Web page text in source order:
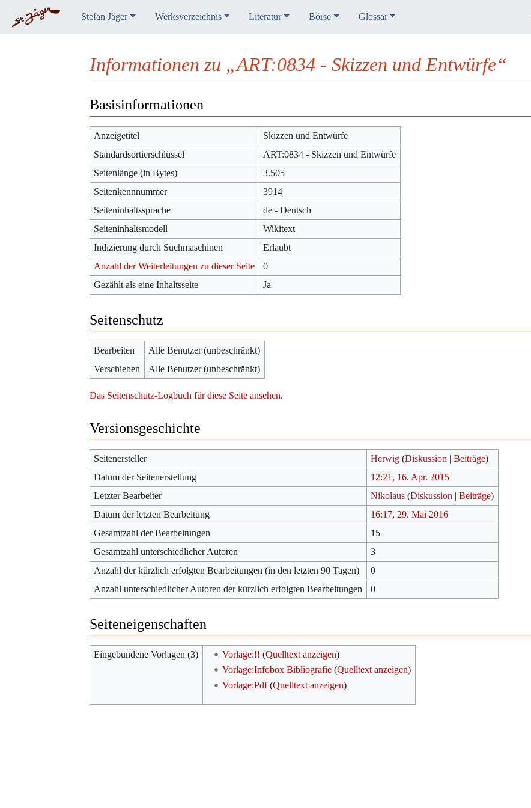
Stefan Jäger Werksverzeichnis Literatur Börse Glossar
Informationen zu „ART:0834 - Skizzen und Entwürfe“
Basisinformationen
Anzeigetitel
Skizzen und Entwürfe
Standardsortierschlüssel
ART:0834 - Skizzen und Entwürfe
Seitenlänge (in Bytes)
3.505
Seitenkennnummer
3914
Seiteninhaltssprache
de - Deutsch
Seiteninhaltsmodell
Wikitext
Indizierung durch Suchmaschinen
Erlaubt
Anzahl der Weiterleitungen zu dieser Seite
0
Gezählt als eine Inhaltsseite
Ja
Seitenschutz
Bearbeiten
Alle Benutzer (unbeschränkt)
Verschieben
Alle Benutzer (unbeschränkt)
Das Seitenschutz-Logbuch für diese Seite ansehen.
Versionsgeschichte
Seitenersteller Herwig (Diskussion |Beiträge)
Datum der Seitenerstellung
12:21, 16. Apr. 2015
Letzter Bearbeiter
Nikolaus (Diskussion |Beiträge)
Datum der letzten Bearbeitung
16:17, 29. Mai 2016
Gesamtzahl der Bearbeitungen
15
Gesamtzahl unterschiedlicher Autoren
3
Anzahl der kürzlich erfolgten Bearbeitungen (in den letzten 90 Tagen)
0
Anzahl unterschiedlicher Autoren der kürzlich erfolgten Bearbeitungen
0
Seiteneigenschaften
Eingebundene Vorlagen (3) Vorlage:!! (Quelltext anzeigen)
Vorlage:Infobox Bibliografie (Quelltext anzeigen)
Vorlage:Pdf(Quelltext anzeigen)